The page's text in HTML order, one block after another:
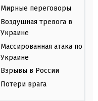
Мирные переговоры
Воздушная тревога в
Украине
Массированная атака по
Украине
Взрывы в России
Потери врага